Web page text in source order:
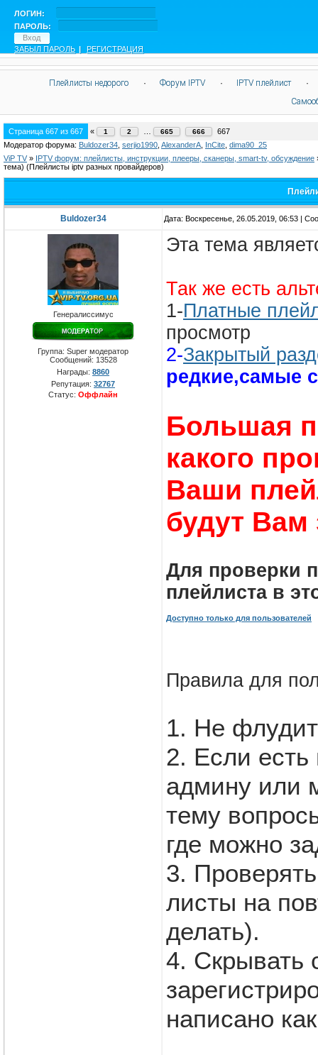
ЛОГИН:
ПАРОЛЬ:
ЗАБЫЛ ПАРОЛЬ | РЕГИСТРАЦИЯ
Плейлисты недорого · Форум IPTV · IPTV плейлист
·
Страница 667 из 667 « 1 2 665 666
667
Модератор форума: Buldozer34 serjio1990 AlexanderA InCite dima90_25
ViP TV » IPTV форум: плейлисты, инструкции, плееры, сканеры, smart-tv, обсуждение
тема) (Плейлисты iptv разных провайдеров)
Buldozer34 Дата: Воскресенье, 26.05.2019, 06:53 |
Генералиссимус
Группа: Super модератор
Сообщений: 13528
Награды: 8860
Репутация: 32767
Статус: Оффлайн
Эта тема
Так же есть
1-Платные
просмотр
2-Закрытый
редкие,самые
Большая
какого
Ваши
будут Вам
Для проверки
плейлиста в
Доступно только для пользователей
Правила для
1. Не
2. Если есть
админу или
тему
где можно
3.
листы на
делать).
4. Скрывать
написано